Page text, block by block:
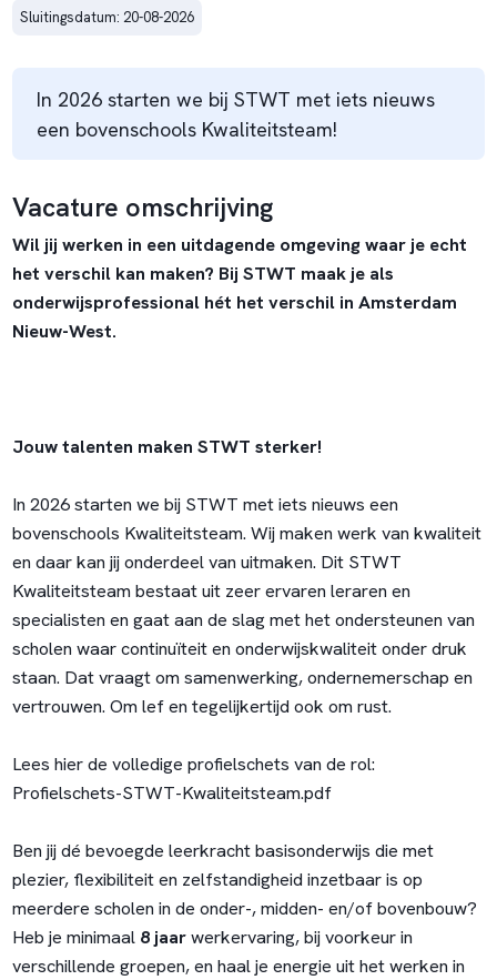
Sluitingsdatum: 20-08-2026
In 2026 starten we bij STWT met iets nieuws
een bovenschools Kwaliteitsteam!
Vacature omschrijving
Wil jij werken in een uitdagende omgeving waar je echt
het verschil kan maken? Bij STWT maak je als
onderwijsprofessional hét het verschil in Amsterdam
Nieuw-West.
Jouw talenten maken STWT sterker!
In 2026 starten we bij STWT met iets nieuws een
bovenschools Kwaliteitsteam. Wij maken werk van kwaliteit
en daar kan jij onderdeel van uitmaken. Dit STWT
Kwaliteitsteam bestaat uit zeer ervaren leraren en
specialisten en gaat aan de slag met het ondersteunen van
scholen waar continuïteit en onderwijskwaliteit onder druk
staan. Dat vraagt om samenwerking, ondernemerschap en
vertrouwen. Om lef en tegelijkertijd ook om rust.
Lees hier de volledige profielschets van de rol:
Profielschets-STWT-Kwaliteitsteam.pdf
Ben jij dé bevoegde leerkracht basisonderwijs die met
plezier, flexibiliteit en zelfstandigheid inzetbaar is op
meerdere scholen in de onder-, midden- en/of bovenbouw?
Heb je minimaal 8 jaarwerkervaring, bij voorkeur in
verschillende groepen, en haal je energie uit het werken in